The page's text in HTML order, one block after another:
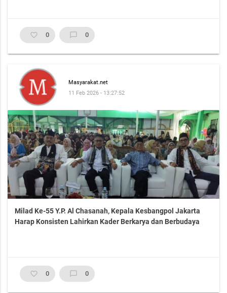
favorite_border 0 chat_bubble_outline 0
Masyarakat.net
11 Feb 2026 - 13:27:52
Milad Ke-55 Y.P. Al Chasanah, Kepala Kesbangpol Jakarta
Harap Konsisten Lahirkan Kader Berkarya dan Berbudaya
favorite_border 0 chat_bubble_outline 0